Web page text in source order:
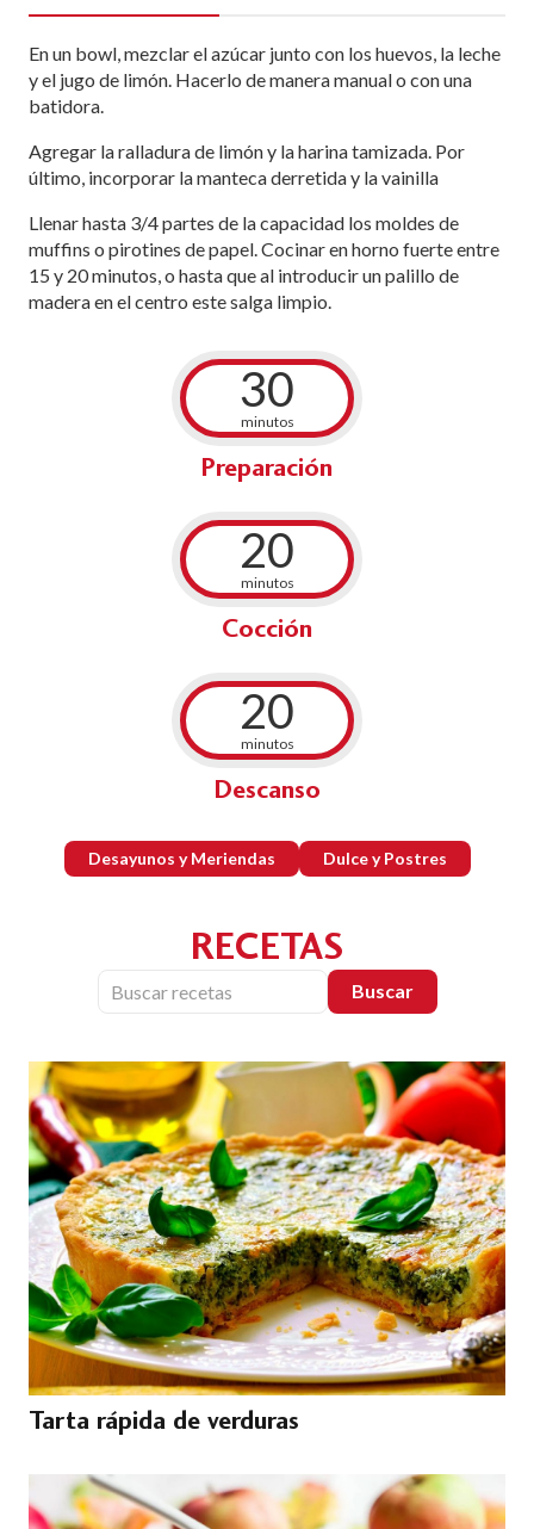
En un bowl, mezclar el azúcar junto con los huevos, la leche
y el jugo de limón. Hacerlo de manera manual o con una
batidora.
Agregar la ralladura de limón y la harina tamizada. Por
último, incorporar la manteca derretida y la vainilla
Llenar hasta 3/4 partes de la capacidad los moldes de
muffins o pirotines de papel. Cocinar en horno fuerte entre
15 y 20 minutos, o hasta que al introducir un palillo de
madera en el centro este salga limpio.
30
minutos
Preparación
20
minutos
Cocción
20
minutos
Descanso
Desayunos y Meriendas Dulce y Postres
RECETAS
Buscar
Tarta rápida de verduras